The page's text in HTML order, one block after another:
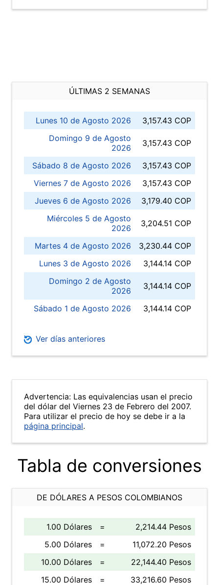
ÚLTIMAS 2 SEMANAS
Lunes 10 de Agosto 2026
3,157.43 COP
Domingo 9 de Agosto
2026
3,157.43 COP
Sábado 8 de Agosto 2026
3,157.43 COP
Viernes 7 de Agosto 2026
3,157.43 COP
Jueves 6 de Agosto 2026
3,179.40 COP
Miércoles 5 de Agosto
2026
3,204.51 COP
Martes 4 de Agosto 2026
3,230.44 COP
Lunes 3 de Agosto 2026
3,144.14 COP
Domingo 2 de Agosto
2026
3,144.14 COP
Sábado 1 de Agosto 2026 3,144.14 COP
Ver días anteriores
Advertencia: Las equivalencias usan el precio
del dólar del Viernes 23 de Febrero del 2007.
Para utilizar el precio de hoy se debe ir a la
página principal.
Tabla de conversiones
DE DÓLARES A PESOS COLOMBIANOS
1.00 Dólares =
2,214.44 Pesos
5.00 Dólares
=
11,072.20 Pesos
10.00 Dólares
=
22,144.40 Pesos
15.00 Dólares
=
33,216.60 Pesos